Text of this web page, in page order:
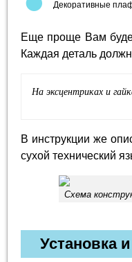
Декоративные
Еще проще Вам
Каждая деталь
На эксцентриках и
В инструкции же
сухой технический
Схема
Установка